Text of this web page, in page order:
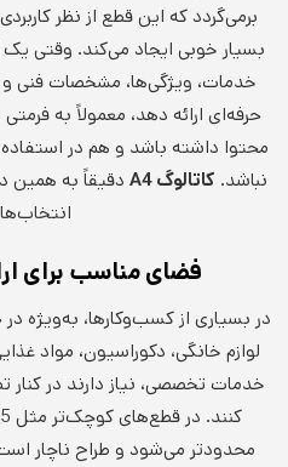
برمی‌گردد که این قطع از نظر
بسیار خوبی ایجاد می‌کند. وقتی
خدمات، ویژگی‌ها، مشخصات فنی و
حرفه‌ای ارائه دهد، معمولاً به
محتوا داشته باشد و هم در
نباشد. کاتالوگA4 دقیقاً به همین
فضای مناسب برای
در بسیاری از کسب‌وکارها، به‌ویژه
لوازم خانگی، دکوراسیون، مواد
خدمات تخصصی، نیاز دارند در کنار
محدودتر می‌شود و طراح ناچار است